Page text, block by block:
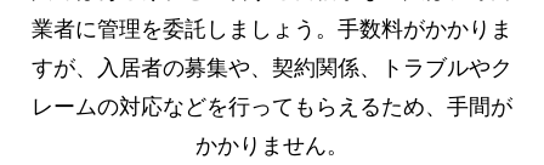
業者に管理を委託しましょう。手数料がかかりま
すが、入居者の募集や、契約関係、トラブルやク
レームの対応などを行ってもらえるため、手間が
かかりません。